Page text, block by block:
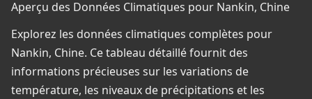
Aperçu des Données Climatiques pour Nankin, Chine
Explorez les données climatiques complètes pour
Nankin, Chine. Ce tableau détaillé fournit des
informations précieuses sur les variations de
température, les niveaux de précipitations et les